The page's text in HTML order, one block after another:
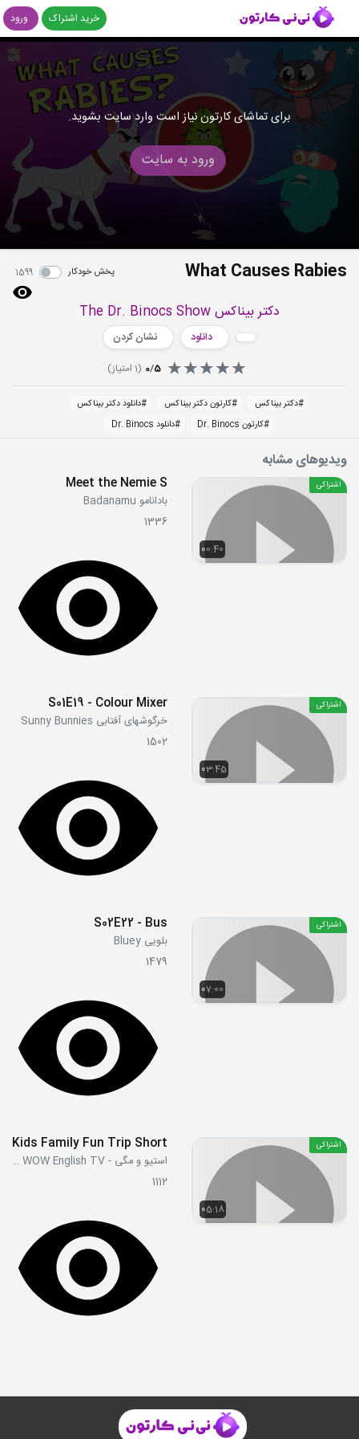
خرید اشتراک ورود
برای تماشای کارتون نیاز است وارد سایت بشوید.
ورود به سایت
What Causes Rabies پخش خودکار 1599
دکتر بیناکس The Dr. Binocs Show
دانلود
نشان کردن
0/5
(
1 امتیاز)
#دکتر بیناکس #کارتون دکتر بیناکس #دانلود دکتر بیناکس
#کارتون Dr. Binocs #دانلود Dr. Binocs
ویدیوهای مشابه
00:40
اشتراکی Meet the Nemie S
بادانامو Badanamu
1336
03:45
اشتراکی S01E19 - Colour Mixer
خرگوشهای آفتابی Sunny Bunnies
1502
07:00
اشتراکی S02E22 - Bus
بلویی Bluey
1479
05:18
اشتراکی Kids Family Fun Trip Short
استیو و مگی - Steve and Maggie WOW English TV
1112